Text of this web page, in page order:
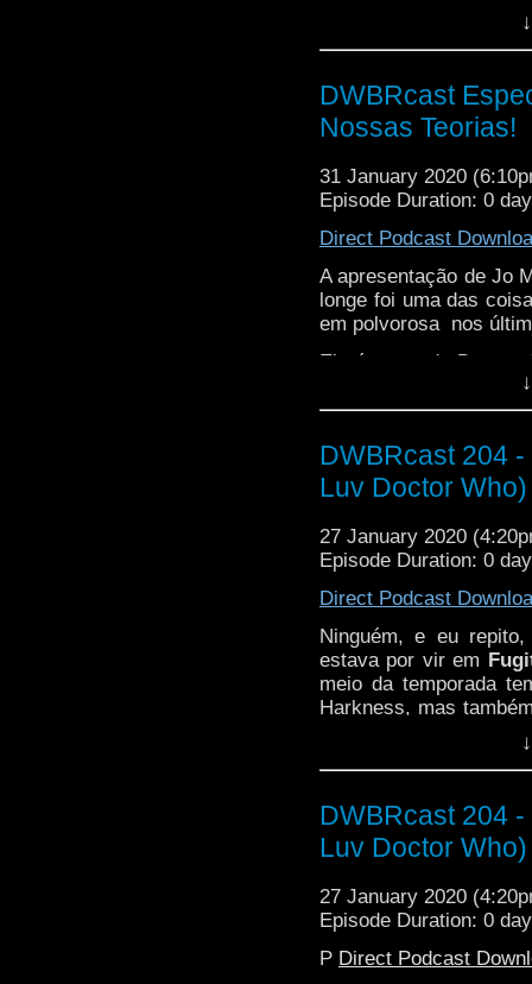
clone da Doutora?
ela não ser de um
DWBRcast
Nossas Teorias!
31 January 2020
Episode Duration: 0
Direct Podcast
A apresentação de Jo
longe foi uma das
em polvorosa nos
Ela é antes do Doutor
clone da Doutora?
ela não ser de um
DWBRcast 204
Luv Doctor Who)
27 January 2020
Episode Duration: 0
Direct Podcast
Ninguém, e eu
estava por vir em
meio da temporada
Harkness, mas
do passado? É de
episódio!
DWBRcast 204
Luv Doctor Who)
27 January 2020
Episode Duration: 0
P Direct Podcast